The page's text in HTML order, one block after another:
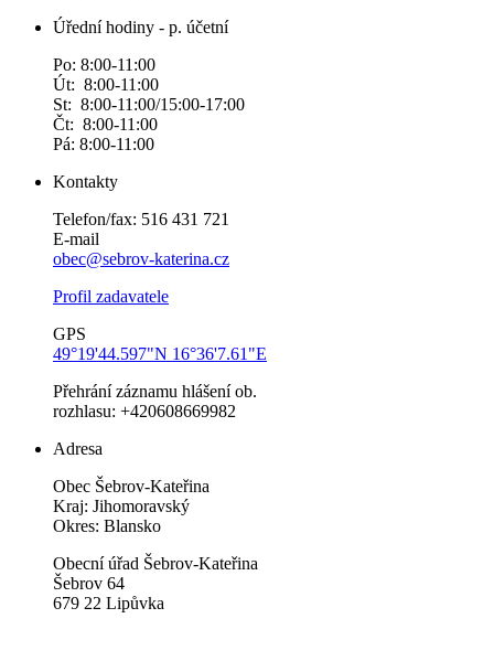
Úřední hodiny - p. účetní
Po: 8:00-11:00
Út: 8:00-11:00
St: 8:00-11:00/15:00-17:00
Čt: 8:00-11:00
Pá: 8:00-11:00
Kontakty
Telefon/fax: 516 431 721
E-mail
obec@sebrov-katerina.cz
Profil zadavatele
GPS
49°19'44.597"N 16°36'7.61"E
Přehrání záznamu hlášení ob.
rozhlasu: +420608669982
Adresa
Obec Šebrov-Kateřina
Kraj: Jihomoravský
Okres: Blansko
Obecní úřad Šebrov-Kateřina
Šebrov 64
679 22 Lipůvka